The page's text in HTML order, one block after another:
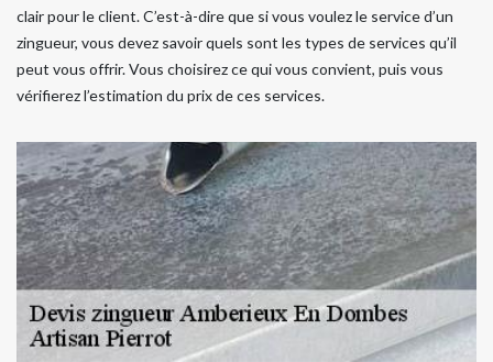
clair pour le client. C’est-à-dire que si vous voulez le service d’un
zingueur, vous devez savoir quels sont les types de services qu’il
peut vous offrir. Vous choisirez ce qui vous convient, puis vous
vérifierez l’estimation du prix de ces services.